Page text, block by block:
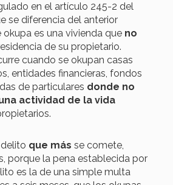
en el artículo 245-2 del
se diferencia del anterior
es una vivienda que no
de su propietario.
cuando se okupan casas
entidades financieras, fondos
de particulares donde no
actividad de la vida
que más se comete,
porque la pena establecida por
es la de una simple multa